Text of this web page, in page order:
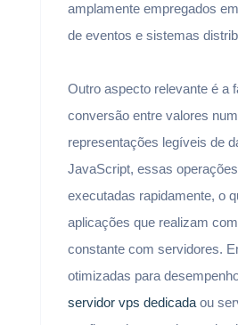
amplamente empregados
de eventos e sistemas
Outro aspecto relevante é a
conversão entre valores
representações legíveis de
JavaScript, essas
executadas rapidamente, o
aplicações que realizam
constante com servidores.
otimizadas para
servidor vps dedicadaou